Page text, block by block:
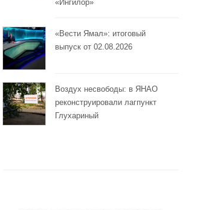
«Ингилор»
«Вести Ямал»: итоговый
выпуск от 02.08.2026
Воздух несвободы: в ЯНАО
реконструировали лагпункт
Глухариный